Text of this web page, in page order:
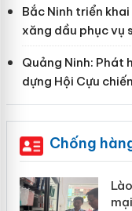
Bắc Ninh triển
xăng dầu phục vụ
Quảng Ninh: Phát
dựng Hội Cựu
Chống